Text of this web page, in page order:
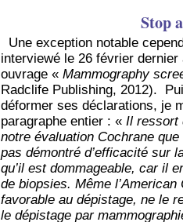
Stop
Une exception notable
interviewé le 26 février
ouvrage « Mammography
Radclife Publishing, 2012).
déformer ses déclarations, je
paragraphe entier : « Il ressort
notre évaluation Cochrane que
pas démontré d’efficacité sur
qu’il est dommageable, car il
de biopsies. Même
favorable au dépistage, ne le
le dépistage par